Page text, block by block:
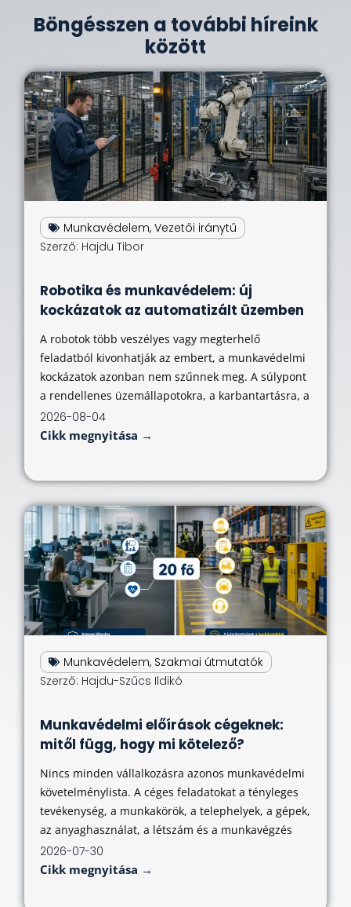
Böngésszen a további híreink
között
Munkavédelem, Vezetői iránytű
Szerző: Hajdu Tibor
Robotika és munkavédelem: új
kockázatok az automatizált üzemben
A robotok több veszélyes vagy megterhelő
feladatból kivonhatják az embert, a munkavédelmi
kockázatok azonban nem szűnnek meg. A súlypont
a rendellenes üzemállapotokra, a karbantartásra, a
2026-08-04
Cikk megnyitása →
Munkavédelem, Szakmai útmutatók
Szerző: Hajdu-Szűcs Ildikó
Munkavédelmi előírások cégeknek:
mitől függ, hogy mi kötelező?
Nincs minden vállalkozásra azonos munkavédelmi
követelménylista. A céges feladatokat a tényleges
tevékenység, a munkakörök, a telephelyek, a gépek,
az anyaghasználat, a létszám és a munkavégzés
2026-07-30
Cikk megnyitása →